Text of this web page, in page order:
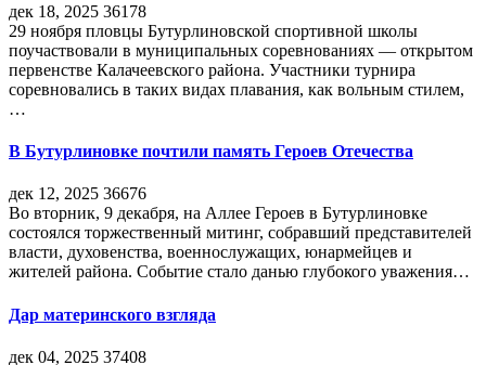
дек 18, 2025 36178
29 ноября пловцы Бутурлиновской спортивной школы
поучаствовали в муниципальных соревнованиях — открытом
первенстве Калачеевского района. Участники турнира
соревновались в таких видах плавания, как вольным стилем,
…
В Бутурлиновке почтили память Героев Отечества
дек 12, 2025 36676
Во вторник, 9 декабря, на Аллее Героев в Бутурлиновке
состоялся торжественный митинг, собравший представителей
власти, духовенства, военнослужащих, юнармейцев и
жителей района. Событие стало данью глубокого уважения…
Дар материнского взгляда
дек 04, 2025 37408